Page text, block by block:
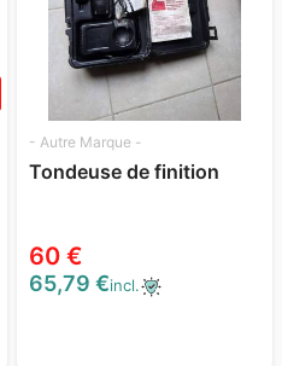
- Autre Marque -
Tondeuse de finition
60 €
65,79 €incl.